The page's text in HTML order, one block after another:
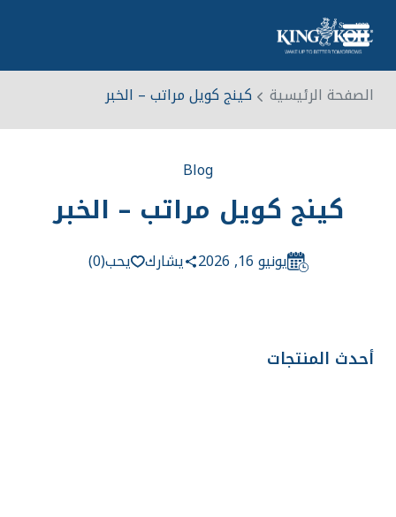
معلومات عنا
منطقة
0
الصفحة الرئيسية كينج كويل مراتب – الخبر
Blog
كينج كويل مراتب – الخبر
يونيو 16, 2026 يشارك يحب(0)
أحدث المنتجات